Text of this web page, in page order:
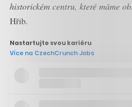
historickém centru, které máme
Hřib.
Nastartujte svou kariéru
Více na CzechCrunch Jobs